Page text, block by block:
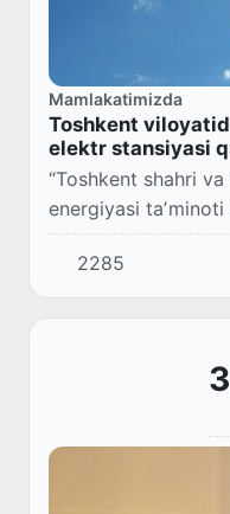
Mamlakatimizda
Toshkent
elektr stansiyasi
“Toshkent shahri
energiyasi
oshirish chora-
Qarori (PQ-4791,
2285